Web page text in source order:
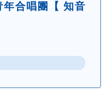
年合唱團【 知音